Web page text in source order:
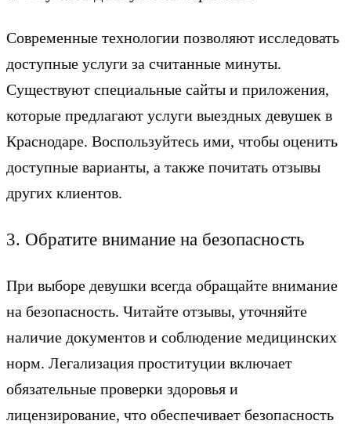
Современные технологии позволяют исследовать
доступные услуги за считанные минуты.
Существуют специальные сайты и приложения,
которые предлагают услуги выездных девушек в
Краснодаре. Воспользуйтесь ими, чтобы оценить
доступные варианты, а также почитать отзывы
других клиентов.
3. Обратите внимание на безопасность
При выборе девушки всегда обращайте внимание
на безопасность. Читайте отзывы, уточняйте
наличие документов и соблюдение медицинских
норм. Легализация проституции включает
обязательные проверки здоровья и
лицензирование, что обеспечивает безопасность